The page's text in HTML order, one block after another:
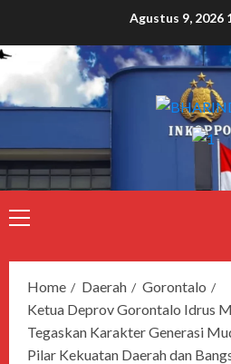
Agustus 9, 2026
Home Daerah
Gorontalo
Ketua Deprov Gorontalo Idrus
Tegaskan Karakter Generasi
Pilar Kekuatan Daerah dan